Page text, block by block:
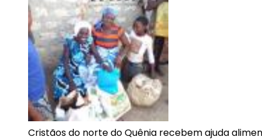
Cristãos do norte do Quênia recebem ajuda